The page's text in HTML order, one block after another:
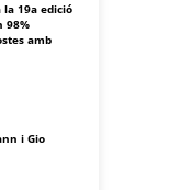
19a edició
98%
amb
i Gio